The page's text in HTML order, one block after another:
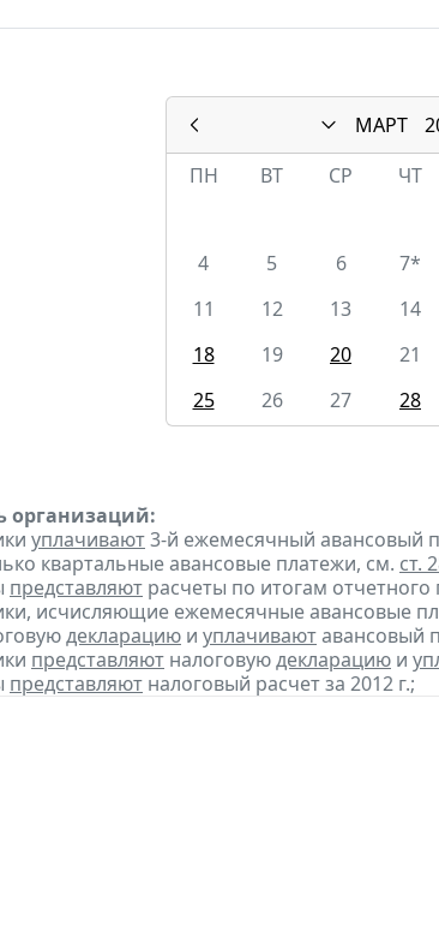
МАРТ
ПН
ВТ СР ЧТ
4
5 6 7*
11
12 13 14
18
19 20 21
25
26 27 28
организаций:
уплачивают3-й ежемесячный авансовый
квартальные авансовые платежи, см. ст.
представляют расчеты по итогам отчетного
исчисляющие ежемесячные авансовые
декларацию и уплачиваютавансовый
представляют налоговуюдекларацию и
представляют налоговый расчет за 2012 г.;